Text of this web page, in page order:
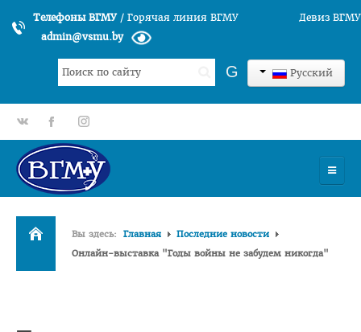
Телефоны ВГМУ/ Горячая линия ВГМУ
Девиз ВГМУ
admin@vsmu.by
Русский
Искать... G
gp fb tt
УНИВЕРСИТЕТ
История университета
Структура ВГМУ
Вы здесь: Главная
Последние новости
Онлайн-выставка "Годы войны не забудем никогда"